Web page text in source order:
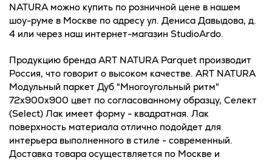
NATURA можно купить по розничной цене в нашем
шоу-руме в Москве по адресу ул. Дениса Давыдова, д.
4 или через наш интернет-магазин StudioArdo.
Продукцию бренда ART NATURA Parquet производит
Россия, что говорит о высоком качестве. ART NATURA
Модульный паркет Дуб "Многоугольный ритм"
72х900х900 цвет по согласованному образцу, Селект
(Select) Лак имеет форму - квадратная. Лак
поверхность материала отлично подойдет для
интерьера выполненного в стиле - современный.
Доставка товара осуществляется по Москве и